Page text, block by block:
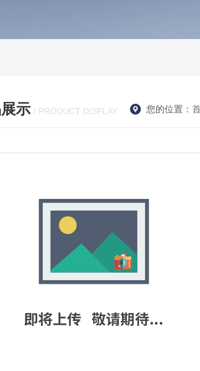
示 / PRODUCT DISPLAY 您的位置：